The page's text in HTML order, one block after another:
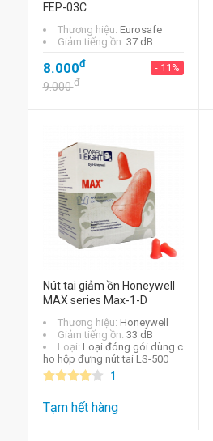
FEP-03C
Thương hiệu: Eurosafe
Giảm tiếng ồn: 37 dB
8.000đ - 11%
9.000đ
Nút tai giảm ồn Honeywell
MAX series Max-1-D
Thương hiệu: Honeywell
Giảm tiếng ồn: 33 dB
Loại: Loại đóng gói dùng c
ho hộp đựng nút tai LS-500
1
Tạm hết hàng